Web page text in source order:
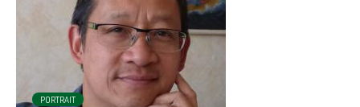
PORTRAIT